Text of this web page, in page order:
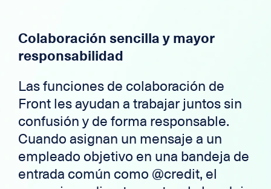
Colaboración sencilla y mayor
responsabilidad
Las funciones de colaboración de
Front les ayudan a trabajar juntos sin
confusión y de forma responsable.
Cuando asignan un mensaje a un
empleado objetivo en una bandeja de
entrada común como @credit, el